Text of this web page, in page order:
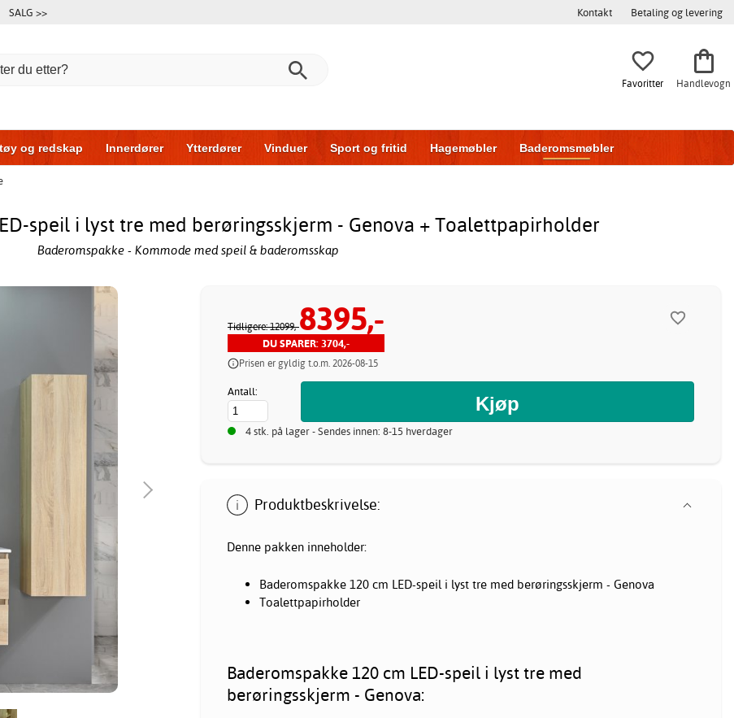
SALG >> Kontakt Betaling og levering
Favoritter Handlevogn
og redskap Innerdører Ytterdører Vinduer Sport og fritid Hagemøbler Baderomsmøbler
speil i lyst tre med berøringsskjerm - Genova + Toalettpapirholder
Baderomspakke - Kommode med speil & baderomsskap
Tidligere: 12099,-8395,-
DU SPARER: 3704,-
Prisen er gyldig t.o.m. 2026-08-15
Antall:
4 stk. på lager - Sendes innen: 8-15 hverdager
Produktbeskrivelse:
Denne pakken inneholder:
Baderomspakke 120 cm LED-speil i lyst tre med berøringsskjerm - Genova
Toalettpapirholder
Baderomspakke 120 cm LED-speil i lyst tre med
berøringsskjerm - Genova: